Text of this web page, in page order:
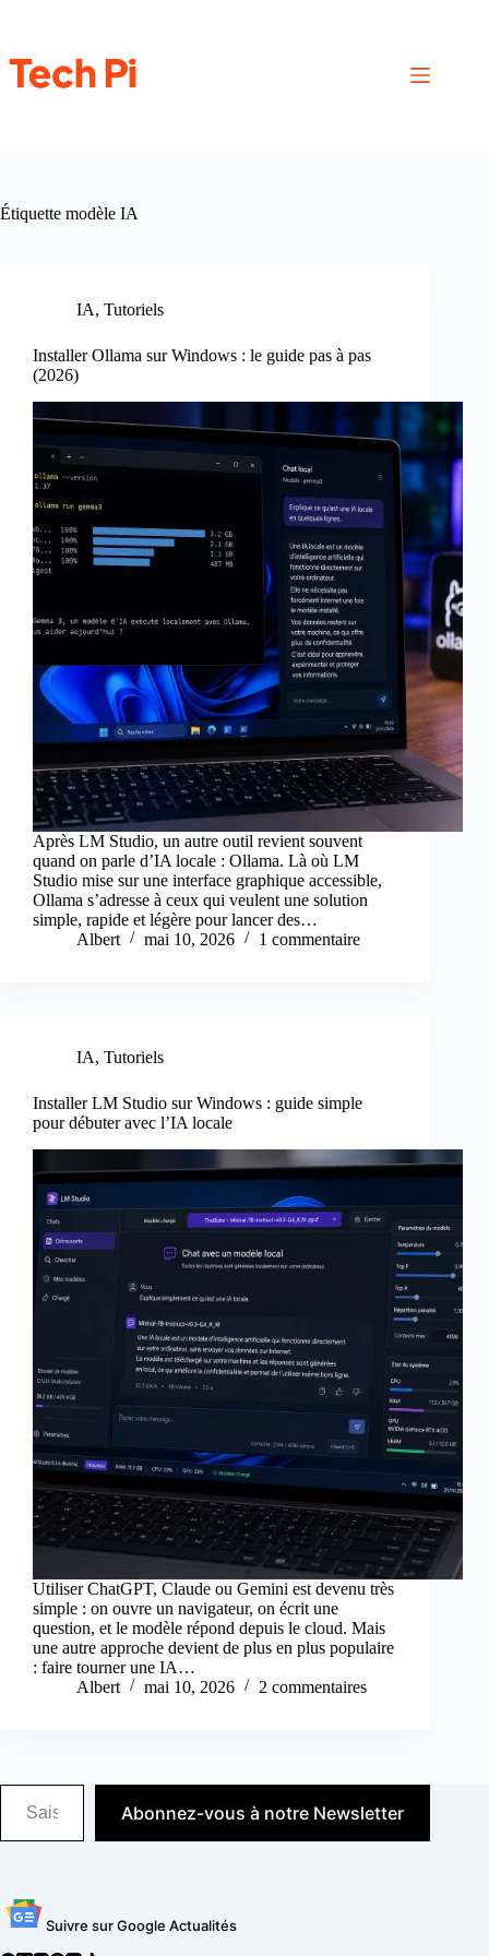
Étiquette modèle IA
IA, Tutoriels
Installer Ollama sur Windows : le guide pas à pas
(2026)
Après LM Studio, un autre outil revient souvent
quand on parle d’IA locale : Ollama. Là où LM
Studio mise sur une interface graphique accessible,
Ollama s’adresse à ceux qui veulent une solution
simple, rapide et légère pour lancer des…
Albert
mai 10, 2026 1 commentaire
IA, Tutoriels
Installer LM Studio sur Windows : guide simple
pour débuter avec l’IA locale
Utiliser ChatGPT, Claude ou Gemini est devenu très
simple : on ouvre un navigateur, on écrit une
question, et le modèle répond depuis le cloud. Mais
une autre approche devient de plus en plus populaire
: faire tourner une IA…
Albert
mai 10, 2026 2 commentaires
Saisissez votre adresse e-mail…
Abonnez-vous à notre Newsletter
Suivre sur Google Actualités